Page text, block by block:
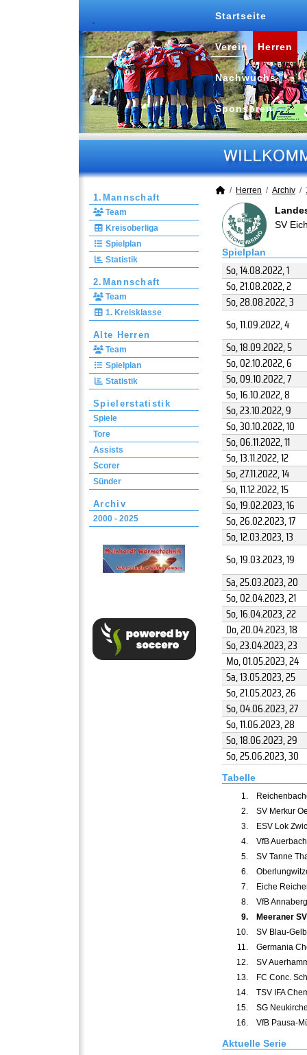
Startseite
Verein Herren
Nachwuchs
Sponsoren
1.Mannschaft
Team
Kreisoberliga
Spielplan
Statistik
2.Mannschaft
Team
1. Kreisklasse
Alte Herren
Team
Spielplan
Statistik
Spielerstatistik
Spiele
Tore
Assists
Scorer
Sünder
Archiv
2000 - 2025
Herren Archiv
SV
Spielplan
So, 14.08.2022, 1
So, 21.08.2022, 2
So, 28.08.2022, 3
So, 11.09.2022, 4
So, 18.09.2022, 5
So, 02.10.2022, 6
So, 09.10.2022, 7
So, 16.10.2022, 8
So, 23.10.2022, 9
So, 30.10.2022, 10
So, 06.11.2022, 11
So, 13.11.2022, 12
So, 27.11.2022, 14
So, 11.12.2022, 15
So, 19.02.2023, 16
So, 26.02.2023, 17
So, 12.03.2023, 13
So, 19.03.2023, 19
Sa, 25.03.2023, 20
So, 02.04.2023, 21
So, 16.04.2023, 22
Do, 20.04.2023, 18
So, 23.04.2023, 23
Mo, 01.05.2023, 24
Sa, 13.05.2023, 25
So, 21.05.2023, 26
So, 04.06.2023, 27
So, 11.06.2023, 28
So, 18.06.2023, 29
So, 25.06.2023, 30
Tabelle
1.
2.
SV Merkur
3.
ESV Lok
4.
VfB
5.
SV Tanne
6.
7.
Eiche
8.
VfB
9.
Meeraner SV
10.
SV Blau-
11.
Germania
12.
SV
13.
FC Conc.
14.
TSV IFA
15.
SG
16.
VfB Pausa-
Aktuelle Serie